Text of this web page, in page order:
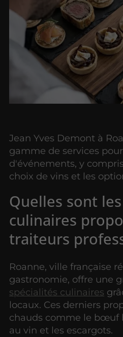
Jean Yves Demont à
gamme de services
d'événements, y
choix de vins et les
Quelles sont
culinaires
traiteurs
Roanne, ville française
gastronomie, offre une
spécialités culinaires
locaux. Ces derniers
chauds comme le bœuf
au vin et les escargots.